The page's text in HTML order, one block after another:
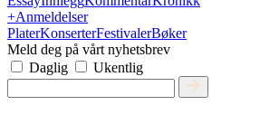
+Anmeldelser
PlaterKonserterFestivalerBøker
Meld deg på vårt nyhetsbrev
Daglig
Ukentlig